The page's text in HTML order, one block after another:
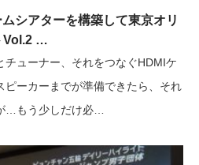
シアターを構築して東京オリ
Vol.2 …
ューナー、それをつなぐHDMIケ
ピーカーまでが準備できたら、それ
…もう少しだけ必…